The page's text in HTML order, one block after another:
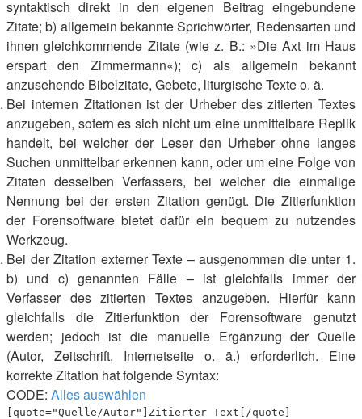
syntaktisch direkt in den eigenen Beitrag eingebundene
Zitate; b) allgemein bekannte Sprichwörter, Redensarten und
ihnen gleichkommende Zitate (wie z. B.: »Die Axt im Haus
erspart den Zimmermann«); c) als allgemein bekannt
anzusehende Bibelzitate, Gebete, liturgische Texte o. ä.
Bei internen Zitationen ist der Urheber des zitierten Textes
anzugeben, sofern es sich nicht um eine unmittelbare Replik
handelt, bei welcher der Leser den Urheber ohne langes
Suchen unmittelbar erkennen kann, oder um eine Folge von
Zitaten desselben Verfassers, bei welcher die einmalige
Nennung bei der ersten Zitation genügt. Die Zitierfunktion
der Forensoftware bietet dafür ein bequem zu nutzendes
Werkzeug.
Bei der Zitation externer Texte – ausgenommen die unter 1.
b) und c) genannten Fälle – ist gleichfalls immer der
Verfasser des zitierten Textes anzugeben. Hierfür kann
gleichfalls die Zitierfunktion der Forensoftware genutzt
werden; jedoch ist die manuelle Ergänzung der Quelle
(Autor, Zeitschrift, Internetseite o. ä.) erforderlich. Eine
korrekte Zitation hat folgende Syntax:
CODE: Alles auswählen
[quote="Quelle/Autor"]Zitierter Text[/quote]